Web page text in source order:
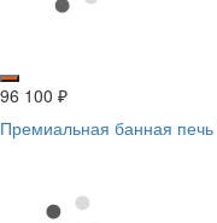
96 100 ₽
Премиальная банная